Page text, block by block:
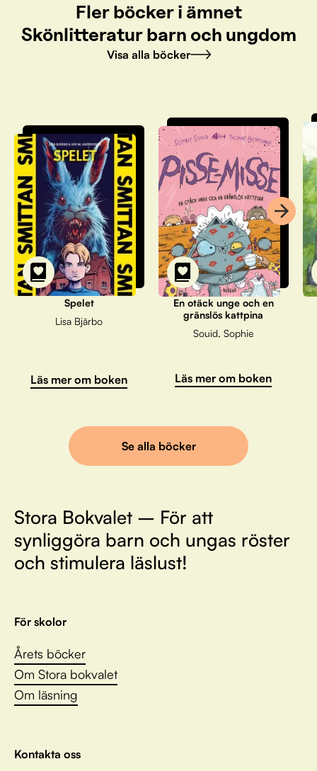
Fler böcker i ämnet
Skönlitteratur barn och ungdom
Visa alla böcker
Spelet
Lisa Bjärbo
Läs mer om boken
En otäck unge och en
gränslös kattpina
Souid, Sophie
Läs mer om boken
Se alla böcker
Stora Bokvalet – För att
synliggöra barn och ungas röster
och stimulera läslust!
För skolor
Årets böcker
Om Stora bokvalet
Om läsning
Kontakta oss